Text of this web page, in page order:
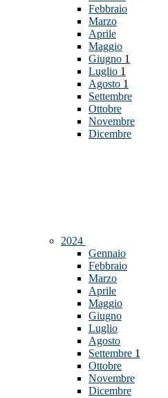
Febbraio
Marzo
Aprile
Maggio
Giugno 1
Luglio 1
Agosto 1
Settembre
Ottobre
Novembre
Dicembre
2024
Gennaio
Febbraio
Marzo
Aprile
Maggio
Giugno
Luglio
Agosto
Settembre 1
Ottobre
Novembre
Dicembre